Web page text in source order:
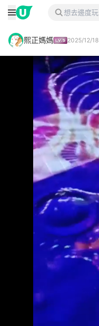
熙正媽媽 2025/12/18